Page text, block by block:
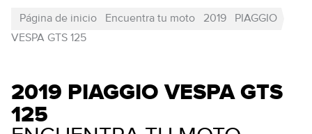
Página de inicio Encuentra tu moto 2019
PIAGGIO
VESPA GTS 125
2019 PIAGGIO VESPA GTS
125